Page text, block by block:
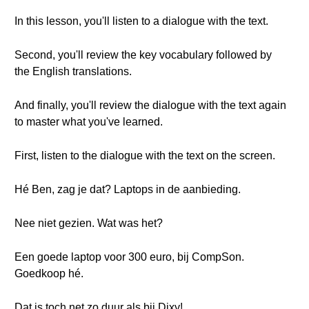
In this lesson, you'll listen to a dialogue with the text.
Second, you'll review the key vocabulary followed by
the English translations.
And finally, you'll review the dialogue with the text again
to master what you've learned.
First, listen to the dialogue with the text on the screen.
Hé Ben, zag je dat? Laptops in de aanbieding.
Nee niet gezien. Wat was het?
Een goede laptop voor 300 euro, bij CompSon.
Goedkoop hé.